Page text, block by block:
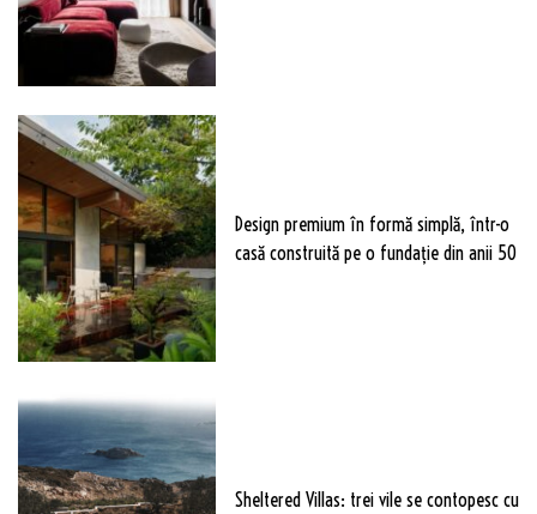
Design premium în formă simplă, într-o
casă construită pe o fundație din anii 50
Sheltered Villas: trei vile se contopesc cu